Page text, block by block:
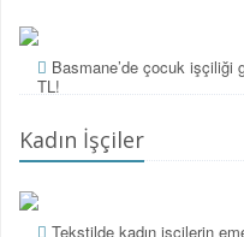
Basmane’de çocuk işçiliği
TL!
Kadın İşçiler
Tekstilde kadın işçilerin